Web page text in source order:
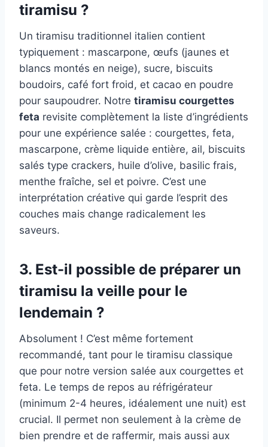
tiramisu ?
Un tiramisu traditionnel italien contient
typiquement : mascarpone, œufs (jaunes et
blancs montés en neige), sucre, biscuits
boudoirs, café fort froid, et cacao en poudre
pour saupoudrer. Notre tiramisu courgettes
feta revisite complètement la liste d’ingrédients
pour une expérience salée : courgettes, feta,
mascarpone, crème liquide entière, ail, biscuits
salés type crackers, huile d’olive, basilic frais,
menthe fraîche, sel et poivre. C’est une
interprétation créative qui garde l’esprit des
couches mais change radicalement les
saveurs.
3. Est-il possible de préparer un
tiramisu la veille pour le
lendemain ?
Absolument ! C’est même fortement
recommandé, tant pour le tiramisu classique
que pour notre version salée aux courgettes et
feta. Le temps de repos au réfrigérateur
(minimum 2-4 heures, idéalement une nuit) est
crucial. Il permet non seulement à la crème de
bien prendre et de raffermir, mais aussi aux